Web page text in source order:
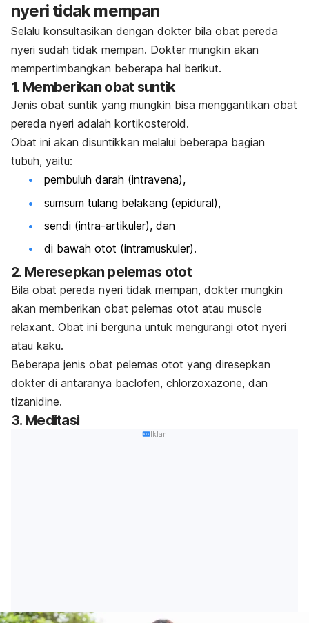
nyeri tidak mempan
Selalu konsultasikan dengan dokter bila obat pereda
nyeri sudah tidak mempan. Dokter mungkin akan
mempertimbangkan beberapa hal berikut.
1. Memberikan obat suntik
Jenis obat suntik yang mungkin bisa menggantikan obat
pereda nyeri adalah kortikosteroid.
Obat ini akan disuntikkan melalui beberapa bagian
tubuh, yaitu:
pembuluh darah (intravena),
sumsum tulang belakang (epidural),
sendi (intra-artikuler), dan
di bawah otot (intramuskuler).
2. Meresepkan pelemas otot
Bila obat pereda nyeri tidak mempan, dokter mungkin
akan memberikan obat pelemas otot atau muscle
relaxant. Obat ini berguna untuk mengurangi otot nyeri
atau kaku.
Beberapa jenis obat pelemas otot yang diresepkan
dokter di antaranya baclofen, chlorzoxazone, dan
tizanidine.
3. Meditasi
Iklan